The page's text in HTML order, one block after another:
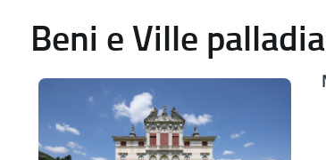
Beni e Ville